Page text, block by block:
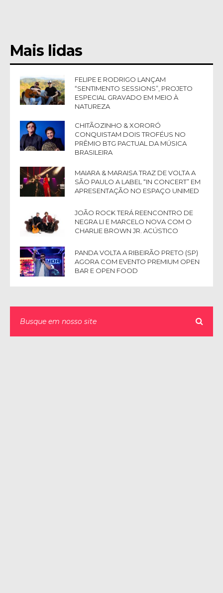
Mais lidas
FELIPE E RODRIGO LANÇAM
“SENTIMENTO SESSIONS”, PROJETO
ESPECIAL GRAVADO EM MEIO À
NATUREZA
CHITÃOZINHO & XORORÓ
CONQUISTAM DOIS TROFÉUS NO
PRÊMIO BTG PACTUAL DA MÚSICA
BRASILEIRA
MAIARA & MARAISA TRAZ DE VOLTA A
SÃO PAULO A LABEL “IN CONCERT” EM
APRESENTAÇÃO NO ESPAÇO UNIMED
JOÃO ROCK TERÁ REENCONTRO DE
NEGRA LI E MARCELO NOVA COM O
CHARLIE BROWN JR. ACÚSTICO
PANDA VOLTA A RIBEIRÃO PRETO (SP)
AGORA COM EVENTO PREMIUM OPEN
BAR E OPEN FOOD